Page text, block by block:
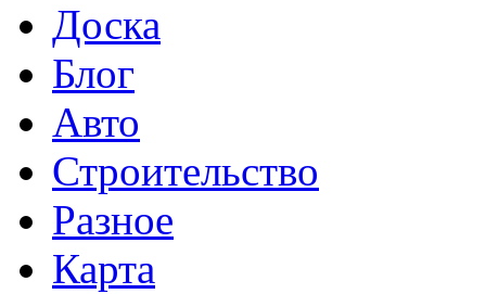
Доска
Блог
Авто
Строительство
Разное
Карта